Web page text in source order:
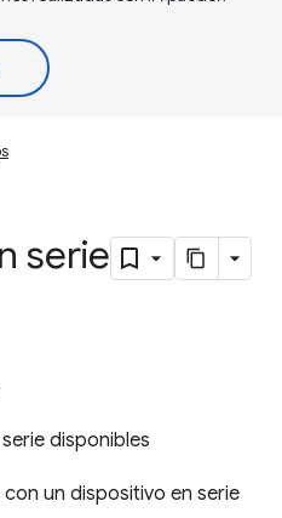
serie
disponibles
un dispositivo en serie